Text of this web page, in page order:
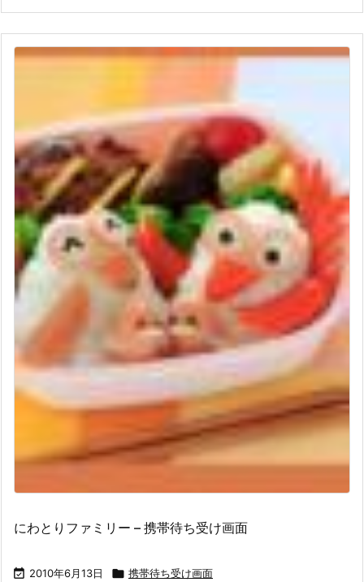
にわとりファミリー – 携帯待ち受け画面
 2010年6月13日  携帯待ち受け画面